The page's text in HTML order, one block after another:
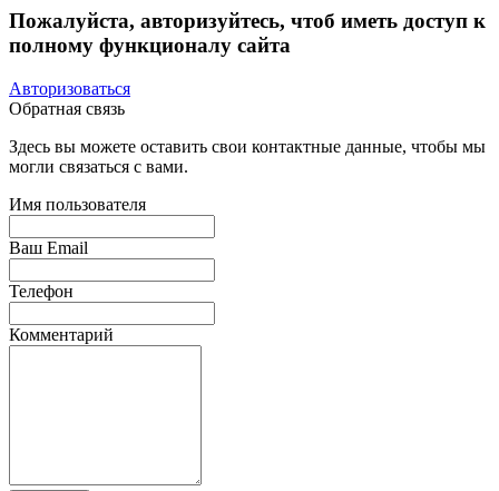
Пожалуйста, авторизуйтесь, чтоб иметь доступ к
полному функционалу сайта
Авторизоваться
Обратная связь
Здесь вы можете оставить свои контактные данные, чтобы мы
могли связаться с вами.
Имя пользователя
Ваш Email
Телефон
Комментарий